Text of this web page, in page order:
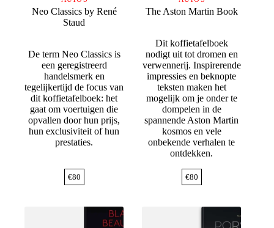
Neo Classics by René
Staud
De term Neo Classics is
een geregistreerd
handelsmerk en
tegelijkertijd de focus van
dit koffietafelboek: het
gaat om voertuigen die
opvallen door hun prijs,
hun exclusiviteit of hun
prestaties.
€80
The Aston Martin Book
Dit koffietafelboek
nodigt uit tot dromen en
verwennerij. Inspirerende
impressies en beknopte
teksten maken het
mogelijk om je onder te
dompelen in de
spannende Aston Martin
kosmos en vele
onbekende verhalen te
ontdekken.
€80